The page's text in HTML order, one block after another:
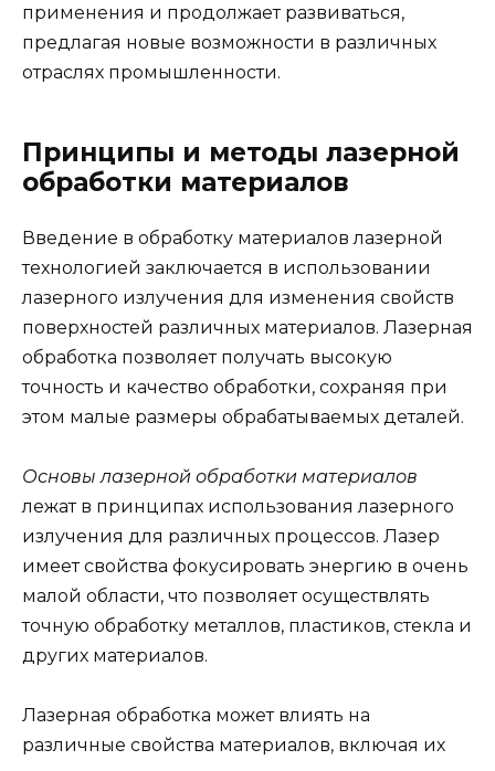
применения и продолжает развиваться,
предлагая новые возможности в различных
отраслях промышленности.
Принципы и методы лазерной
обработки материалов
Введение в обработку материалов лазерной
технологией заключается в использовании
лазерного излучения для изменения свойств
поверхностей различных материалов. Лазерная
обработка позволяет получать высокую
точность и качество обработки, сохраняя при
этом малые размеры обрабатываемых деталей.
Основы лазерной обработки материалов
лежат в принципах использования лазерного
излучения для различных процессов. Лазер
имеет свойства фокусировать энергию в очень
малой области, что позволяет осуществлять
точную обработку металлов, пластиков, стекла и
других материалов.
Лазерная обработка может влиять на
различные свойства материалов, включая их